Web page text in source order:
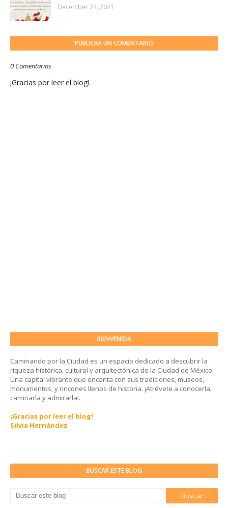
December 24, 2021
PUBLICAR UN COMENTARIO
0 Comentarios
¡Gracias por leer el blog!.
BIENVENIDA
Caminando por la Ciudad es un espacio dedicado a descubrir la
riqueza histórica, cultural y arquitectónica de la Ciudad de México.
Una capital vibrante que encanta con sus tradiciones, museos,
monumentos, y rincones llenos de historia. ¡Atrévete a conocerla,
caminarla y admirarla!.
¡Gracias por leer el blog!
Silvia Hernández
BUSCAR ESTE BLOG